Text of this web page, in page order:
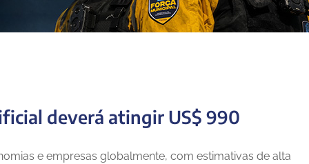
deverá atingir US$ 990
e empresas globalmente, com estimativas de alta